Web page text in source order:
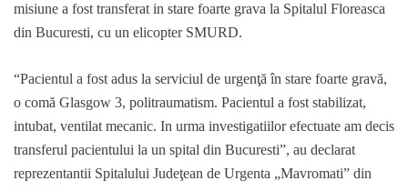
misiune a fost transferat in stare foarte grava la Spitalul Floreasca
din Bucuresti, cu un elicopter SMURD.
“Pacientul a fost adus la serviciul de urgenţă în stare foarte gravă,
o comă Glasgow 3, politraumatism. Pacientul a fost stabilizat,
intubat, ventilat mecanic. In urma investigatiilor efectuate am decis
transferul pacientului la un spital din Bucuresti”, au declarat
reprezentantii Spitalului Judeţean de Urgenta „Mavromati” din